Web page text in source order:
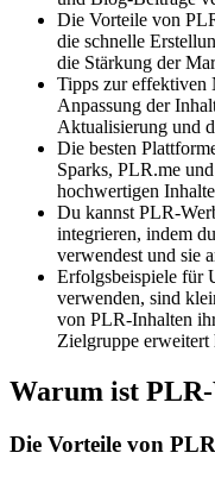
Die Vorteile von
die schnelle
die Stärkung der
Tipps zur effektiven
Anpassung der
Aktualisierung und
Die besten
Sparks, PLR.me
hochwertigen
Du kannst PLR-
integrieren, indem
verwendest und sie
Erfolgsbeispiele für
verwenden, sind
von PLR-Inhalten
Zielgruppe erweitert
Warum ist
Die Vorteile von